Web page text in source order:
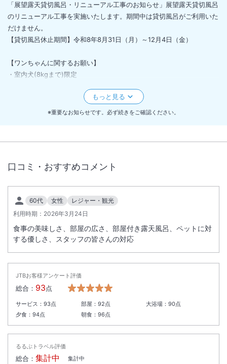
「展望露天貸切風呂・リニューアル工事のお知らせ」展望露天貸切風呂
のリニューアル工事を実施いたします。期間中は貸切風呂がご利用いた
だけません。
【貸切風呂休止期間】令和8年8月31日（月）～12月4日（金）
【ワンちゃんに関するお願い】
・室内犬(8kgまで)限定
・1 年以内に狂犬病、及び伝染病の混合ワクチンを受けている室内犬限
※重要なお知らせです。必ず続きをご確認ください。
口コミ・おすすめコメント
60代 女性
レジャー・観光
利用時期： 2026年3月24日
食事の美味しさ、部屋の広さ、部屋付き露天風呂、ペットに対
する優しさ、スタッフの皆さんの対応
JTBお客様アンケート評価
総合： 93点
サービス： 93点 部屋： 92点 大浴場：90点
夕食： 94点 朝食： 96点
るるぶトラベル評価
総合： 集計中 集計中